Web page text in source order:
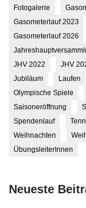
Fotogalerie
Gasometerlauf 2023
Gasometerlauf 2026
JHV 2022
JHV
Jubiläum
Laufen
Olympische Spiele
Saisoneröffnung
Spendenlauf
Weihnachten
ÜbungsleiterInnen
Neueste